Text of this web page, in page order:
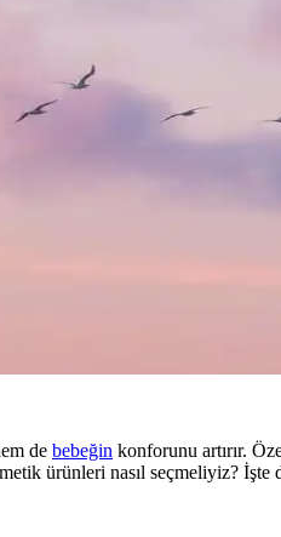
de bebeğin konforunu artırır.
ürünleri nasıl seçmeliyiz?